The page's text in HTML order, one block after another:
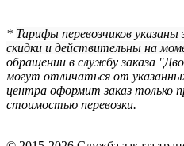
* Тарифы перевозчиков
скидки и действительны на
обращении в службу заказа
могут отличаться от
центра оформит заказ только
стоимостью перевозки.